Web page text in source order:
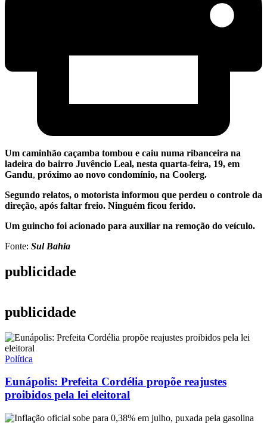
Um caminhão caçamba tombou e caiu numa ribanceira na
ladeira do bairro Juvêncio Leal, nesta quarta-feira, 19, em
Gandu, próximo ao novo condomínio, na Coolerg.
Segundo relatos, o motorista informou que perdeu o controle da
direção, após faltar freio. Ninguém ficou ferido.
Um guincho foi acionado para auxiliar na remoção do veículo.
Fonte: Sul Bahia
publicidade
publicidade
Política
Eunápolis: Prefeita Cordélia propõe reajustes
proibidos pela lei eleitoral